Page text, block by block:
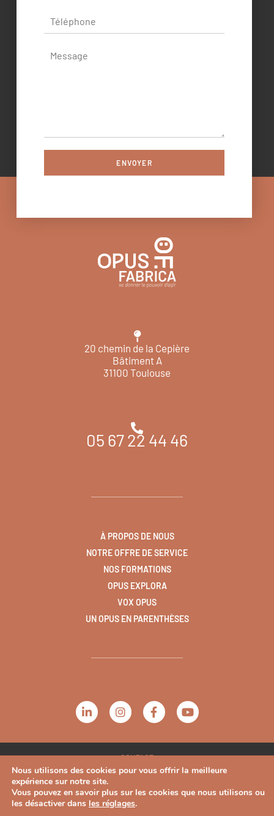
ENVOYER
20 chemin de la Cepière
Bâtiment A
31100 Toulouse
05 67 22 44 46
À PROPOS DE NOUS
NOTRE OFFRE DE SERVICE
NOS FORMATIONS
OPUS EXPLORA
VOX OPUS
UN OPUS EN PARENTHÈSES
CONTACT
PLAN DU SITE
MENTIONS LÉGALES
Nous utilisons des cookies pour vous offrir la meilleure
expérience sur notre site.
Vous pouvez en savoir plus sur les cookies que nous utilisons ou
les désactiver dans les réglages.